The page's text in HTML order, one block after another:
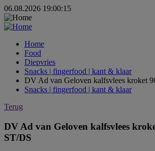
06.08.2026 19:00:15
Home
Food
Diepvries
Snacks | fingerfood | kant & klaar
DV Ad van Geloven kalfsvlees kroket
Snacks | fingerfood | kant & klaar
Terug
DV Ad van Geloven kalfsvlees
ST/DS